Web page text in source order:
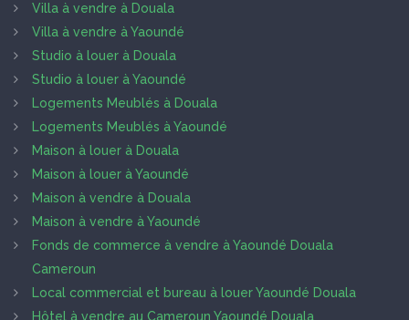
Villa à vendre à Douala
Villa à vendre à Yaoundé
Studio à louer à Douala
Studio à louer à Yaoundé
Logements Meublés à Douala
Logements Meublés à Yaoundé
Maison à louer à Douala
Maison à louer à Yaoundé
Maison à vendre à Douala
Maison à vendre à Yaoundé
Fonds de commerce à vendre à Yaoundé Douala
Cameroun
Local commercial et bureau à louer Yaoundé Douala
Hôtel à vendre au Cameroun Yaoundé Douala